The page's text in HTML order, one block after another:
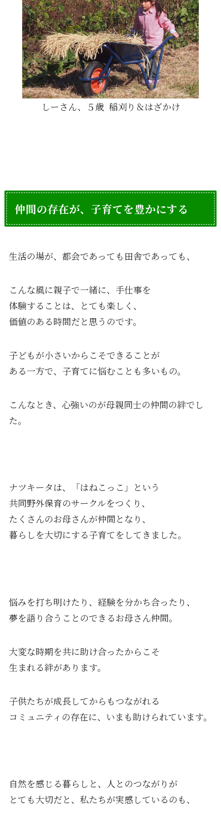
しーさん、５歳 稲刈り＆はざかけ
仲間の存在が、子育てを豊かにする
生活の場が、都会であっても田舎であっても、
こんな風に親子で一緒に、手仕事を
体験することは、とても楽しく、
価値のある時間だと思うのです。
子どもが小さいからこそできることが
ある一方で、子育てに悩むことも多いもの。
こんなとき、心強いのが母親同士の仲間の絆でし
た。
ナツキータは、「はねこっこ」という
共同野外保育のサークルをつくり、
たくさんのお母さんが仲間となり、
暮らしを大切にする子育てをしてきました。
悩みを打ち明けたり、経験を分かち合ったり、
夢を語り合うことのできるお母さん仲間。
大変な時期を共に助け合ったからこそ
生まれる絆があります。
子供たちが成長してからもつながれる
コミュニティの存在に、いまも助けられています。
自然を感じる暮らしと、人とのつながりが
とても大切だと、私たちが実感しているのも、